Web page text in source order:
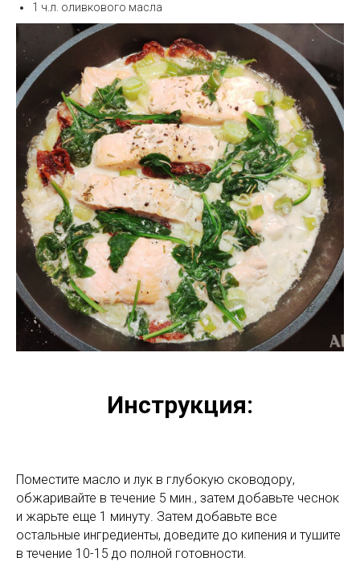
1 ч.л. оливкового масла
Инструкция:
Поместите масло и лук в глубокую сководору,
обжаривайте в течение 5 мин., затем добавьте чеснок
и жарьте еще 1 минуту. Затем добавьте все
остальные ингредиенты, доведите до кипения и тушите
в течение 10-15 до полной готовности.